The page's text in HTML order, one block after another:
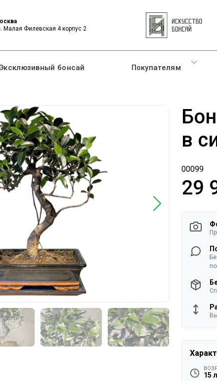
Малая Филевская 4 корпус 2
бонсай Покупателям
в
00099
29
15